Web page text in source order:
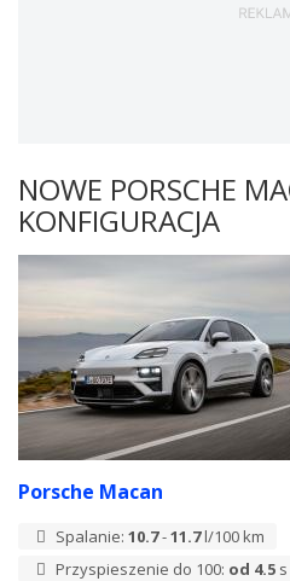
NOWE PORSCHE
KONFIGURACJA
Porsche Macan
Spalanie:10.7-11.7l/100 km
Przyspieszenie do 100: od 4.5 s